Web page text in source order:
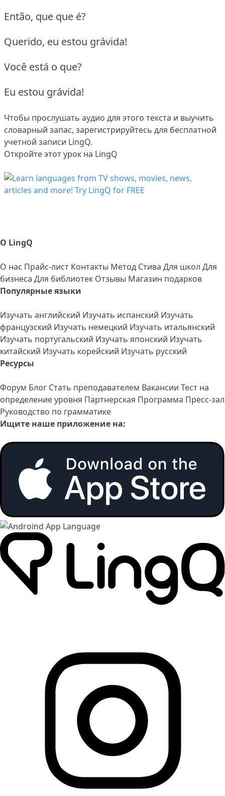
Então, que que é?
Querido, eu estou grávida!
Você está o que?
Eu estou grávida!
Чтобы прослушать аудио для этого текста и выучить
словарный запас, зарегистрируйтесь для бесплатной
учетной записи LingQ.
Откройте этот урок на LingQ
О LingQ
О нас Прайс-лист Контакты Метод Стива Для школ Для
бизнеса Для библиотек Отзывы Магазин подарков
Популярные языки
Изучать английский Изучать испанский Изучать
французский Изучать немецкий Изучать итальянский
Изучать португальский Изучать японский Изучать
китайский Изучать корейский Изучать русский
Ресурсы
Форум Блог Стать преподавателем Вакансии Тест на
определение уровня Партнерская Программа Пресс-зал
Руководство по грамматике
Ищите наше приложение на: